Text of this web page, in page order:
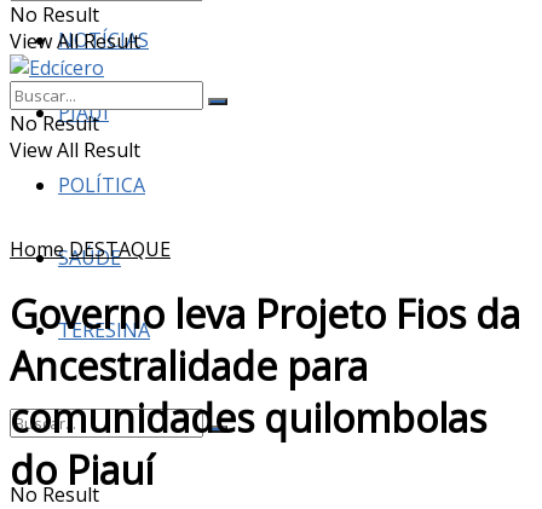
NOTÍCIAS
PIAUÍ
POLÍTICA
SAÚDE
TERESINA
No Result
No Result
View All Result
No Result
View All Result
Home DESTAQUE
Governo leva Projeto Fios da
Ancestralidade para
comunidades quilombolas
do Piauí